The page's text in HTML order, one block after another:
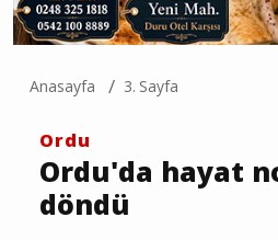
Anasayfa 3. Sayfa
Ordu
Ordu'da hayat
döndü